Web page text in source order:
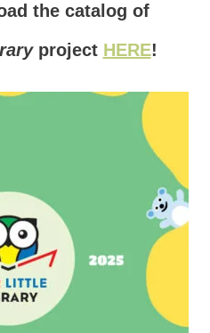
the catalog of
project HERE!